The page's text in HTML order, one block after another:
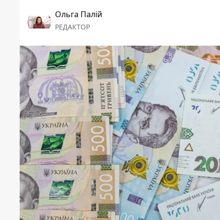
Ольга Палій
РЕДАКТОР